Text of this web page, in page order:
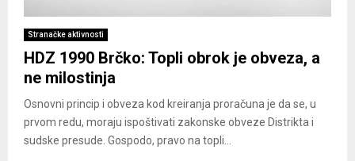
Stranačke aktivnosti
HDZ 1990 Brčko: Topli obrok je obveza, a
ne milostinja
Osnovni princip i obveza kod kreiranja proračuna je da se, u
prvom redu, moraju ispoštivati zakonske obveze Distrikta i
sudske presude. Gospodo, pravo na topli...